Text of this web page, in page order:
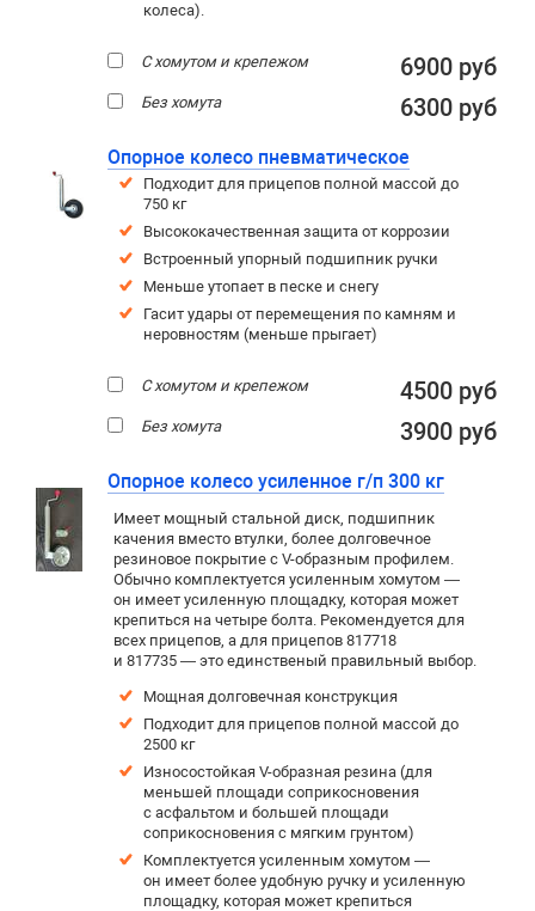
колеса).
С хомутом и крепежом 6900 руб
Без хомута 6300 руб
Опорное колесо пневматическое
Подходит для прицепов полной массой до
750 кг
Высококачественная защита от коррозии
Встроенный упорный подшипник ручки
Меньше утопает в песке и снегу
Гасит удары от перемещения по камням и
неровностям (меньше прыгает)
С хомутом и крепежом 4500 руб
Без хомута 3900 руб
Опорное колесо усиленное г/п 300 кг
Имеет мощный стальной диск, подшипник
качения вместо втулки, более долговечное
резиновое покрытие c V-образным профилем.
Обычно комплектуется усиленным хомутом —
он имеет усиленную площадку, которая может
крепиться на четыре болта. Рекомендуется для
всех прицепов, а для прицепов 817718
и 817735 — это единственый правильный выбор.
Мощная долговечная конструкция
Подходит для прицепов полной массой до
2500 кг
Износостойкая V-образная резина (для
меньшей площади соприкосновения
с асфальтом и большей площади
соприкосновения с мягким грунтом)
Комплектуется усиленным хомутом —
он имеет более удобную ручку и усиленную
площадку, которая может крепиться